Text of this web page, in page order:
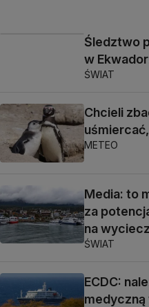
Śledztwo
w
ŚWIAT
Chcieli
METEO
Media: to
za
na
ŚWIAT
ECDC: